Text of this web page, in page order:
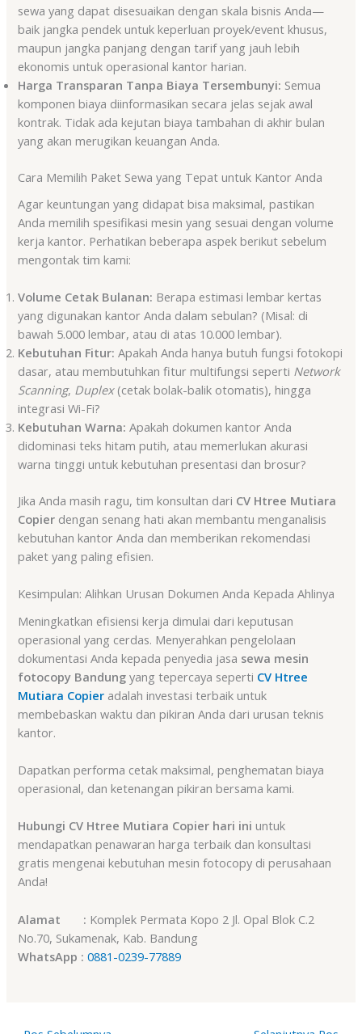
sewa yang dapat disesuaikan dengan skala bisnis Anda—
baik jangka pendek untuk keperluan proyek/event khusus,
maupun jangka panjang dengan tarif yang jauh lebih
ekonomis untuk operasional kantor harian.
Harga Transparan Tanpa Biaya Tersembunyi: Semua
komponen biaya diinformasikan secara jelas sejak awal
kontrak. Tidak ada kejutan biaya tambahan di akhir bulan
yang akan merugikan keuangan Anda.
Cara Memilih Paket Sewa yang Tepat untuk Kantor Anda
Agar keuntungan yang didapat bisa maksimal, pastikan
Anda memilih spesifikasi mesin yang sesuai dengan volume
kerja kantor. Perhatikan beberapa aspek berikut sebelum
mengontak tim kami:
Volume Cetak Bulanan: Berapa estimasi lembar kertas
yang digunakan kantor Anda dalam sebulan? (Misal: di
bawah 5.000 lembar, atau di atas 10.000 lembar).
Kebutuhan Fitur: Apakah Anda hanya butuh fungsi fotokopi
dasar, atau membutuhkan fitur multifungsi seperti Network
Scanning, Duplex(cetak bolak-balik otomatis), hingga
integrasi Wi-Fi?
Kebutuhan Warna: Apakah dokumen kantor Anda
didominasi teks hitam putih, atau memerlukan akurasi
warna tinggi untuk kebutuhan presentasi dan brosur?
Jika Anda masih ragu, tim konsultan dari CV Htree Mutiara
Copier dengan senang hati akan membantu menganalisis
kebutuhan kantor Anda dan memberikan rekomendasi
paket yang paling efisien.
Kesimpulan: Alihkan Urusan Dokumen Anda Kepada Ahlinya
Meningkatkan efisiensi kerja dimulai dari keputusan
operasional yang cerdas. Menyerahkan pengelolaan
dokumentasi Anda kepada penyedia jasa sewa mesin
fotocopy Bandung yang tepercaya seperti CV Htree
Mutiara Copier adalah investasi terbaik untuk
membebaskan waktu dan pikiran Anda dari urusan teknis
kantor.
Dapatkan performa cetak maksimal, penghematan biaya
operasional, dan ketenangan pikiran bersama kami.
Hubungi CV Htree Mutiara Copier hari ini untuk
mendapatkan penawaran harga terbaik dan konsultasi
gratis mengenai kebutuhan mesin fotocopy di perusahaan
Anda!
Alamat : Komplek Permata Kopo 2 Jl. Opal Blok C.2
No.70, Sukamenak, Kab. Bandung
WhatsApp : 0881-0239-77889